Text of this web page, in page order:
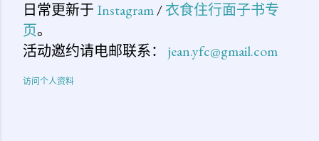
日常更新于 Instagram/衣食住行面子书专
页。
活动邀约请电邮联系： jean.yfc@gmail.com
访问个人资料